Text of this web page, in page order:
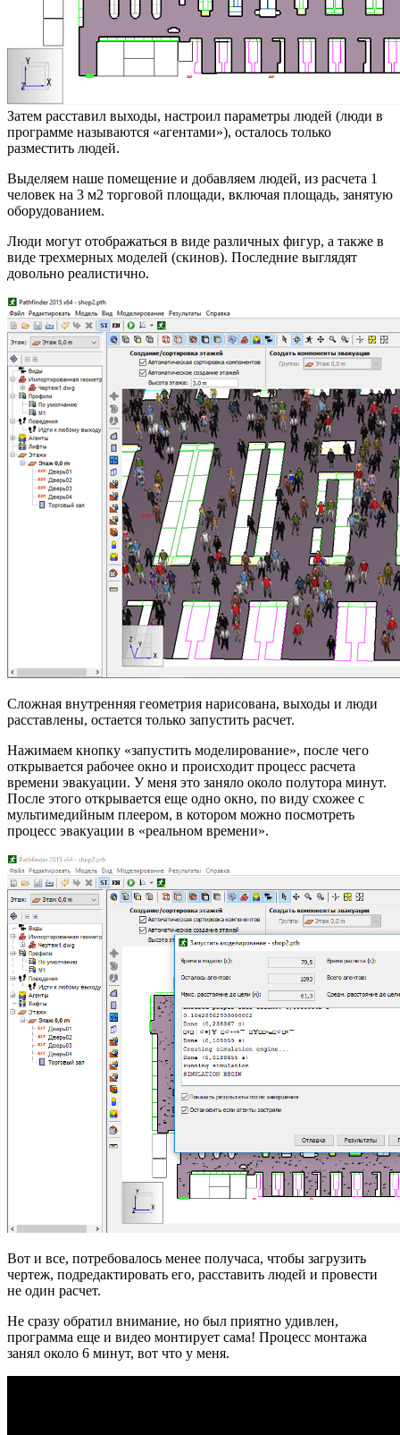
Затем расставил выходы, настроил параметры людей (люди в
программе называются «агентами»), осталось только
разместить людей.
Выделяем наше помещение и добавляем людей, из расчета 1
человек на 3 м2 торговой площади, включая площадь, занятую
оборудованием.
Люди могут отображаться в виде различных фигур, а также в
виде трехмерных моделей (скинов). Последние выглядят
довольно реалистично.
Сложная внутренняя геометрия нарисована, выходы и люди
расставлены, остается только запустить расчет.
Нажимаем кнопку «запустить моделирование», после чего
открывается рабочее окно и происходит процесс расчета
времени эвакуации. У меня это заняло около полутора минут.
После этого открывается еще одно окно, по виду схожее с
мультимедийным плеером, в котором можно посмотреть
процесс эвакуации в «реальном времени».
Вот и все, потребовалось менее получаса, чтобы загрузить
чертеж, подредактировать его, расставить людей и провести
не один расчет.
Не сразу обратил внимание, но был приятно удивлен,
программа еще и видео монтирует сама! Процесс монтажа
занял около 6 минут, вот что у меня.